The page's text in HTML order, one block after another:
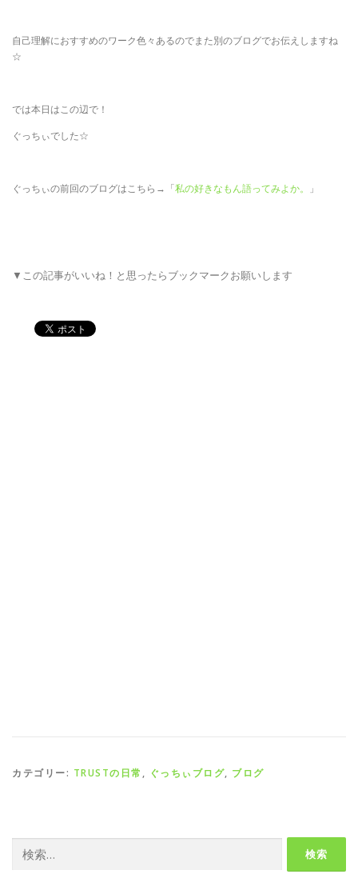
自己理解におすすめのワーク色々あるのでまた別のブログでお伝えしますね
☆
では本日はこの辺で！
ぐっちぃでした☆
ぐっちぃの前回のブログはこちら→「私の好きなもん語ってみよか。 」
▼この記事がいいね！と思ったらブックマークお願いします
カテゴリー: TRUSTの日常 , ぐっちぃブログ, ブログ
索: